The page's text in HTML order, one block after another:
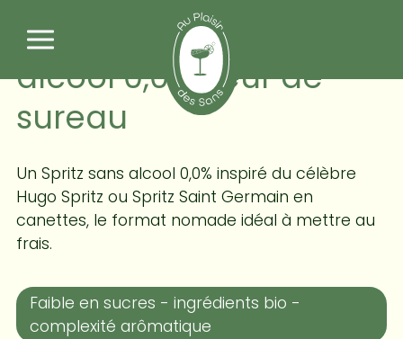
Yoleau - Spritz sans
alcool 0,0% fleur de
sureau
Un Spritz sans alcool 0,0% inspiré du célèbre
Hugo Spritz ou Spritz Saint Germain en
canettes, le format nomade idéal à mettre au
frais.
Faible en sucres - ingrédients bio -
complexité arômatique
Panneau de gestion des cookies